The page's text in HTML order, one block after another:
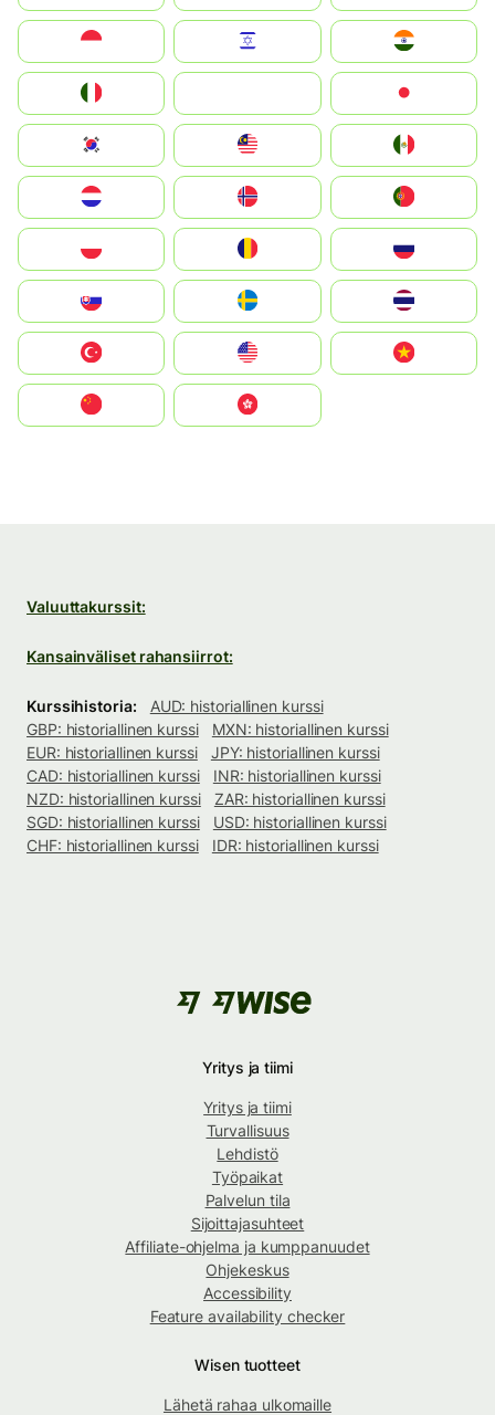
South Korea
United States
中國香港特別行政區
Valuuttakurssit:
Kansainväliset rahansiirrot:
Kurssihistoria:
AUD: historiallinen kurssi
GBP: historiallinen kurssi
MXN: historiallinen kurssi
EUR: historiallinen kurssi
JPY: historiallinen kurssi
CAD: historiallinen kurssi
INR: historiallinen kurssi
NZD: historiallinen kurssi
ZAR: historiallinen kurssi
SGD: historiallinen kurssi
USD: historiallinen kurssi
CHF: historiallinen kurssi
IDR: historiallinen kurssi
Yritys ja tiimi
Yritys ja tiimi
Turvallisuus
Lehdistö
Työpaikat
Palvelun tila
Sijoittajasuhteet
Affiliate-ohjelma ja kumppanuudet
Ohjekeskus
Accessibility
Feature availability checker
Wisen tuotteet
Lähetä rahaa ulkomaille